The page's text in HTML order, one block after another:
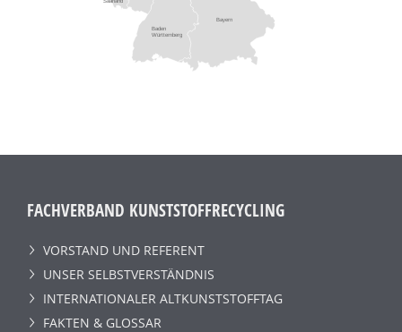
Baden
Württemberg
Bayern
FACHVERBAND KUNSTSTOFFRECYCLING
VORSTAND UND REFERENT
UNSER SELBSTVERSTÄNDNIS
INTERNATIONALER ALTKUNSTSTOFFTAG
FAKTEN & GLOSSAR